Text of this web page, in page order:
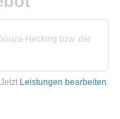
Hecking bzw. der
Jetzt Leistungen bearbeiten.